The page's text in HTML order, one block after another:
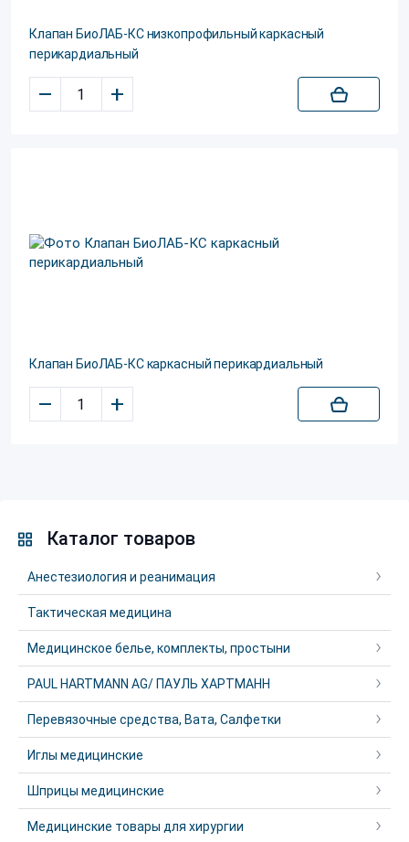
Клапан БиоЛАБ-КС низкопрофильный каркасный
перикардиальный
– +
Клапан БиоЛАБ-КС каркасный перикардиальный
– +
Каталог товаров
Анестезиология и реанимация
Тактическая медицина
Медицинское белье, комплекты, простыни
PAUL HARTMANN AG/ ПАУЛЬ ХАРТМАНН
Перевязочные средства, Вата, Салфетки
Иглы медицинские
Шприцы медицинские
Медицинские товары для хирургии